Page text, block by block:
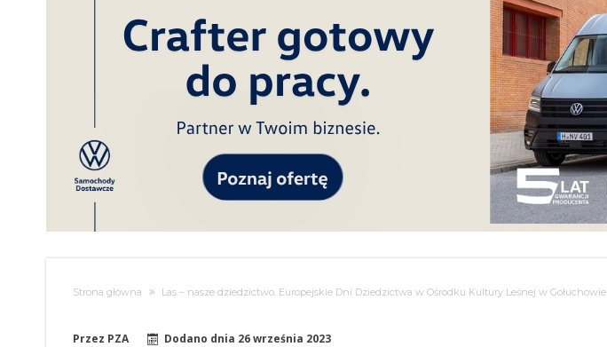
Strona główna Las – nasze dziedzictwo. Europejskie Dni Dziedzictwa w Ośrodku Kultury Leśnej w Gołuchowie
Przez PZA Dodano dnia 26 września 2023